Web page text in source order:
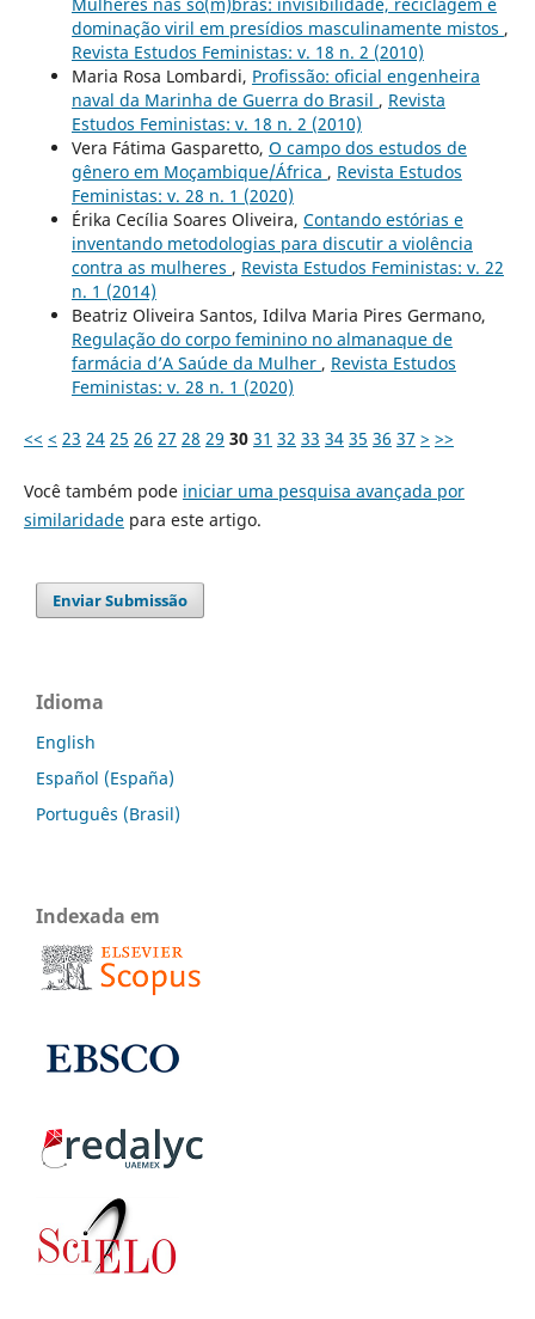
Mulheres nas so(m)bras: invisibilidade, reciclagem e
dominação viril em presídios masculinamente mistos ,
Revista Estudos Feministas: v. 18 n. 2 (2010)
Maria Rosa Lombardi, Profissão: oficial engenheira
naval da Marinha de Guerra do Brasil , Revista
Estudos Feministas: v. 18 n. 2 (2010)
Vera Fátima Gasparetto, O campo dos estudos de
gênero em Moçambique/África , Revista Estudos
Feministas: v. 28 n. 1 (2020)
Érika Cecília Soares Oliveira, Contando estórias e
inventando metodologias para discutir a violência
contra as mulheres , Revista Estudos Feministas: v. 22
n. 1 (2014)
Beatriz Oliveira Santos, Idilva Maria Pires Germano,
Regulação do corpo feminino no almanaque de
farmácia d’A Saúde da Mulher , Revista Estudos
Feministas: v. 28 n. 1 (2020)
<< < 23 24 25 26 27 28 29 30 31 32 33 34 35 36 37 > >>
Você também pode iniciar uma pesquisa avançada por
similaridadepara este artigo.
Enviar Submissão
Idioma
English
Español (España)
Português (Brasil)
Indexada em